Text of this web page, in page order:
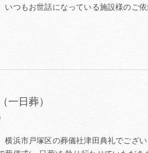
いつもお世話になっている施設様のご
一日葬）
横浜市戸塚区の葬儀社津田典礼でござ